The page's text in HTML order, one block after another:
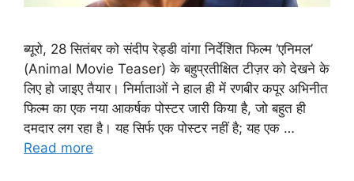
ब्यूरो, 28 सितंबर को संदीप रेड्डी वांगा निर्देशित फिल्म ‘एनिमल’
(Animal Movie Teaser) के बहुप्रतीक्षित टीज़र को देखने के
लिए हो जाइए तैयार। निर्माताओं ने हाल ही में रणबीर कपूर अभिनीत
फिल्म का एक नया आकर्षक पोस्टर जारी किया है, जो बहुत ही
दमदार लग रहा है। यह सिर्फ एक पोस्टर नहीं है; यह एक …
Read more